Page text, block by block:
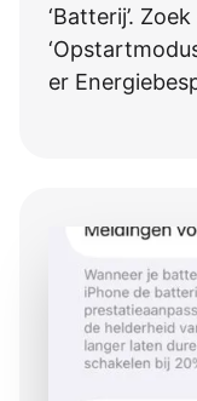
‘Batterij’.
er